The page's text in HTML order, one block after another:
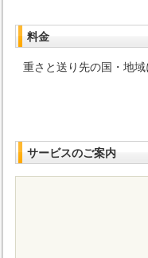
料金
重さと送り先の国・地域
サービスのご案内